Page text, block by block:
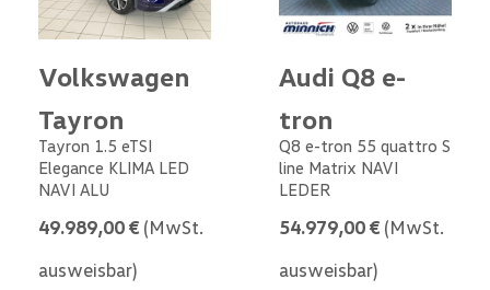
Volkswagen
Tayron
Tayron 1.5 eTSI
Elegance KLIMA LED
NAVI ALU
49.989,00 € (MwSt.
ausweisbar)
Audi Q8 e-
tron
Q8 e-tron 55 quattro S
line Matrix NAVI
LEDER
54.979,00 € (MwSt.
ausweisbar)